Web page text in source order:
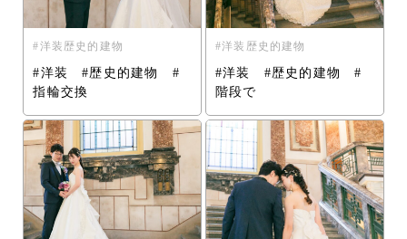
洋装歴史的建物
#洋装 #歴史的建物 #
指輪交換
洋装歴史的建物
#洋装 #歴史的建物 #
階段で